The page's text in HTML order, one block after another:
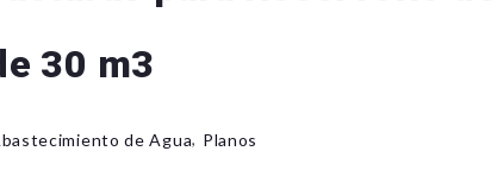
30 m3
de Agua, Planos